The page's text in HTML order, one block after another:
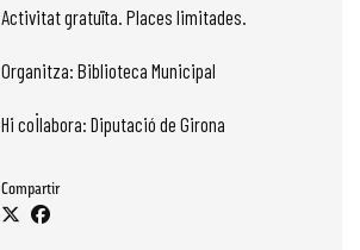
Activitat gratuïta. Places limitades.
Organitza: Biblioteca Municipal
Hi col·labora: Diputació de Girona
Compartir